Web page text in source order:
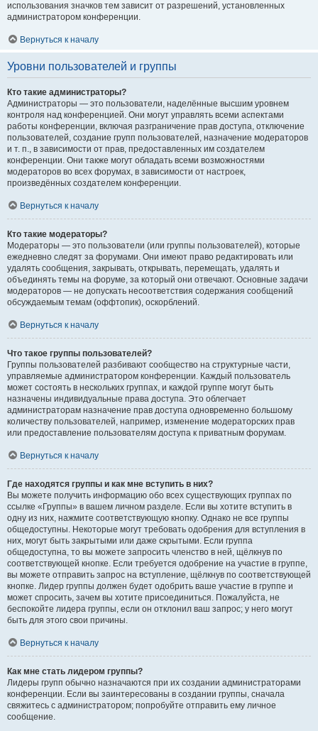
использования значков тем зависит от разрешений, установленных
администратором конференции.
Вернуться к началу
Уровни пользователей и группы
Кто такие администраторы?
Администраторы — это пользователи, наделённые высшим уровнем
контроля над конференцией. Они могут управлять всеми аспектами
работы конференции, включая разграничение прав доступа, отключение
пользователей, создание групп пользователей, назначение модераторов
и т. п., в зависимости от прав, предоставленных им создателем
конференции. Они также могут обладать всеми возможностями
модераторов во всех форумах, в зависимости от настроек,
произведённых создателем конференции.
Вернуться к началу
Кто такие модераторы?
Модераторы — это пользователи (или группы пользователей), которые
ежедневно следят за форумами. Они имеют право редактировать или
удалять сообщения, закрывать, открывать, перемещать, удалять и
объединять темы на форуме, за который они отвечают. Основные задачи
модераторов — не допускать несоответствия содержания сообщений
обсуждаемым темам (оффтопик), оскорблений.
Вернуться к началу
Что такое группы пользователей?
Группы пользователей разбивают сообщество на структурные части,
управляемые администратором конференции. Каждый пользователь
может состоять в нескольких группах, и каждой группе могут быть
назначены индивидуальные права доступа. Это облегчает
администраторам назначение прав доступа одновременно большому
количеству пользователей, например, изменение модераторских прав
или предоставление пользователям доступа к приватным форумам.
Вернуться к началу
Где находятся группы и как мне вступить в них?
Вы можете получить информацию обо всех существующих группах по
ссылке «Группы» в вашем личном разделе. Если вы хотите вступить в
одну из них, нажмите соответствующую кнопку. Однако не все группы
общедоступны. Некоторые могут требовать одобрения для вступления в
них, могут быть закрытыми или даже скрытыми. Если группа
общедоступна, то вы можете запросить членство в ней, щёлкнув по
соответствующей кнопке. Если требуется одобрение на участие в группе,
вы можете отправить запрос на вступление, щёлкнув по соответствующей
кнопке. Лидер группы должен будет одобрить ваше участие в группе и
может спросить, зачем вы хотите присоединиться. Пожалуйста, не
беспокойте лидера группы, если он отклонил ваш запрос; у него могут
быть для этого свои причины.
Вернуться к началу
Как мне стать лидером группы?
Лидеры групп обычно назначаются при их создании администраторами
конференции. Если вы заинтересованы в создании группы, сначала
свяжитесь с администратором; попробуйте отправить ему личное
сообщение.